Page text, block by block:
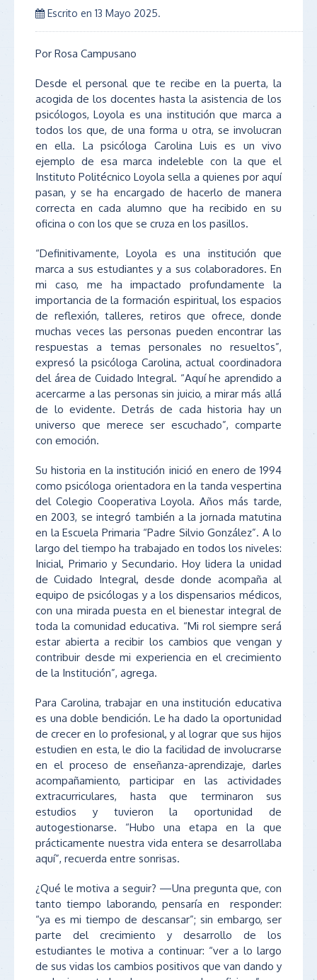
Escrito en 13 Mayo 2025.
Por Rosa Campusano
Desde el personal que te recibe en la puerta, la
acogida de los docentes hasta la asistencia de los
psicólogos, Loyola es una institución que marca a
todos los que, de una forma u otra, se involucran
en ella. La psicóloga Carolina Luis es un vivo
ejemplo de esa marca indeleble con la que el
Instituto Politécnico Loyola sella a quienes por aquí
pasan, y se ha encargado de hacerlo de manera
correcta en cada alumno que ha recibido en su
oficina o con los que se cruza en los pasillos.
“Definitivamente, Loyola es una institución que
marca a sus estudiantes y a sus colaboradores. En
mi caso, me ha impactado profundamente la
importancia de la formación espiritual, los espacios
de reflexión, talleres, retiros que ofrece, donde
muchas veces las personas pueden encontrar las
respuestas a temas personales no resueltos”,
expresó la psicóloga Carolina, actual coordinadora
del área de Cuidado Integral. “Aquí he aprendido a
acercarme a las personas sin juicio, a mirar más allá
de lo evidente. Detrás de cada historia hay un
universo que merece ser escuchado”, comparte
con emoción.
Su historia en la institución inició en enero de 1994
como psicóloga orientadora en la tanda vespertina
del Colegio Cooperativa Loyola. Años más tarde,
en 2003, se integró también a la jornada matutina
en la Escuela Primaria “Padre Silvio González”. A lo
largo del tiempo ha trabajado en todos los niveles:
Inicial, Primario y Secundario. Hoy lidera la unidad
de Cuidado Integral, desde donde acompaña al
equipo de psicólogas y a los dispensarios médicos,
con una mirada puesta en el bienestar integral de
toda la comunidad educativa. “Mi rol siempre será
estar abierta a recibir los cambios que vengan y
contribuir desde mi experiencia en el crecimiento
de la Institución”, agrega.
Para Carolina, trabajar en una institución educativa
es una doble bendición. Le ha dado la oportunidad
de crecer en lo profesional, y al lograr que sus hijos
estudien en esta, le dio la facilidad de involucrarse
en el proceso de enseñanza-aprendizaje, darles
acompañamiento, participar en las actividades
extracurriculares, hasta que terminaron sus
estudios y tuvieron la oportunidad de
autogestionarse. “Hubo una etapa en la que
prácticamente nuestra vida entera se desarrollaba
aquí”, recuerda entre sonrisas.
¿Qué le motiva a seguir? —Una pregunta que, con
tanto tiempo laborando, pensaría en responder:
“ya es mi tiempo de descansar”; sin embargo, ser
parte del crecimiento y desarrollo de los
estudiantes le motiva a continuar: “ver a lo largo
de sus vidas los cambios positivos que van dando y